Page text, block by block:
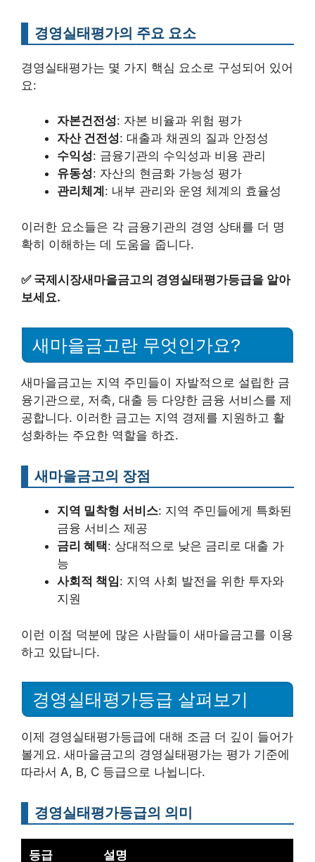
경영실태평가의 주요 요소
경영실태평가는 몇 가지 핵심 요소로 구성되어 있어
요:
자본건전성: 자본 비율과 위험 평가
자산 건전성: 대출과 채권의 질과 안정성
수익성: 금융기관의 수익성과 비용 관리
유동성: 자산의 현금화 가능성 평가
관리체계 : 내부 관리와 운영 체계의 효율성
이러한 요소들은 각 금융기관의 경영 상태를 더 명
확히 이해하는 데 도움을 줍니다.
✅ 국제시장새마을금고의 경영실태평가등급을 알아
보세요.
새마을금고란 무엇인가요?
새마을금고는 지역 주민들이 자발적으로 설립한 금
융기관으로, 저축, 대출 등 다양한 금융 서비스를 제
공합니다. 이러한 금고는 지역 경제를 지원하고 활
성화하는 주요한 역할을 하죠.
새마을금고의 장점
지역 밀착형 서비스: 지역 주민들에게 특화된
금융 서비스 제공
금리 혜택: 상대적으로 낮은 금리로 대출 가
능
사회적 책임: 지역 사회 발전을 위한 투자와
지원
이런 이점 덕분에 많은 사람들이 새마을금고를 이용
하고 있답니다.
경영실태평가등급 살펴보기
이제 경영실태평가등급에 대해 조금 더 깊이 들어가
볼게요. 새마을금고의 경영실태평가는 평가 기준에
따라서 A, B, C 등급으로 나뉩니다.
경영실태평가등급의 의미
등급 설명